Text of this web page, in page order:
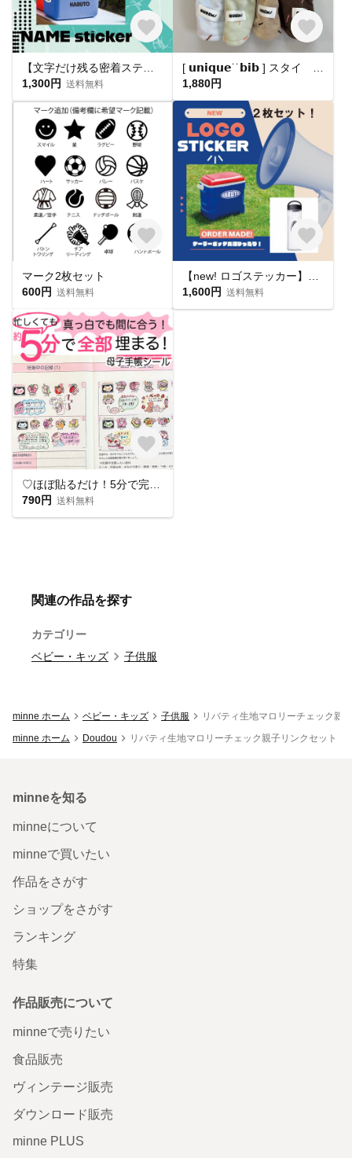
1,300円 送料無料
1,880円
マーク2枚セット
600円 送料無料
1,600円 送料無料
790円 送料無料
関連の作品を探す
カテゴリー
ベビー・キッズ
子供服
minne ホーム ベビー・キッズ 子供服
リバティ生地マロリーチェック親
minne ホーム
Doudou リバティ生地マロリーチェック親子リンクセット
minneを知る
minneについて
minneで買いたい
作品をさがす
ショップをさがす
ランキング
特集
作品販売について
minneで売りたい
食品販売
ヴィンテージ販売
ダウンロード販売
minne PLUS